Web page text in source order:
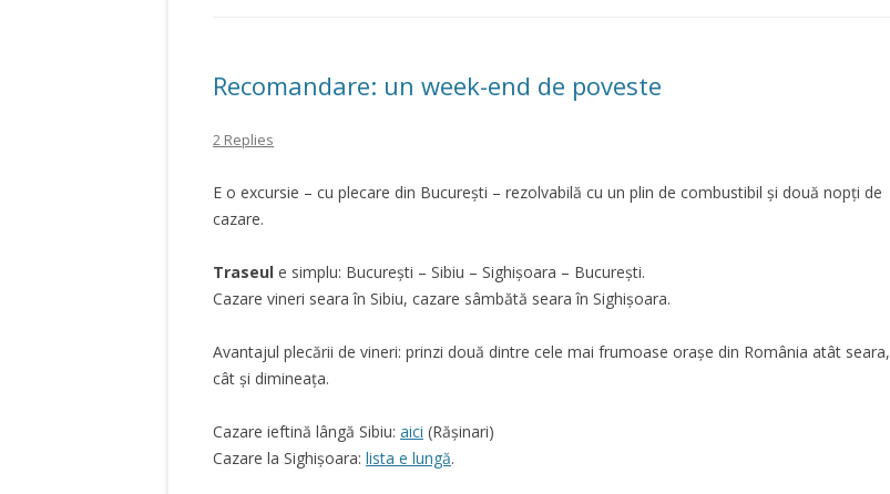
Recomandare: un week-end de poveste
2 Replies
E o excursie – cu plecare din București – rezolvabilă cu un plin de combustibil și două nopți de
cazare.
Traseul e simplu: București – Sibiu – Sighișoara – București.
Cazare vineri seara în Sibiu, cazare sâmbătă seara în Sighișoara.
Avantajul plecării de vineri: prinzi două dintre cele mai frumoase orașe din România atât seara,
cât și dimineața.
Cazare ieftină lângă Sibiu: aici (Rășinari)
Cazare la Sighișoara: lista e lungă.